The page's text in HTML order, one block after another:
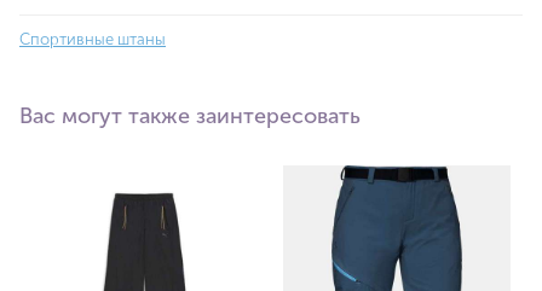
Спортивные штаны
Вас могут также заинтересовать